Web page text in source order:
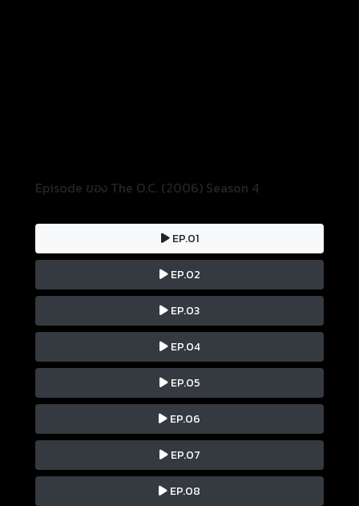
Episode ของ The O.C. (2006) Season 4
EP.01
EP.02
EP.03
EP.04
EP.05
EP.06
EP.07
EP.08